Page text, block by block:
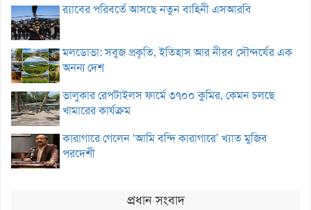
র‌্যাবের পরিবর্তে আসছে নতুন বাহিনী এসআরবি
মলডোভা: সবুজ প্রকৃতি, ইতিহাস আর নীরব সৌন্দর্যের এক
অনন্য দেশ
ভালুকার রেপটাইলস ফার্মে ৩৭০০ কুমির, কেমন চলছে
খামারের কার্যক্রম
কারাগারে গেলেন ‘আমি বন্দি কারাগারে’ খ্যাত মুজিব
পরদেশী
প্রধান সংবাদ